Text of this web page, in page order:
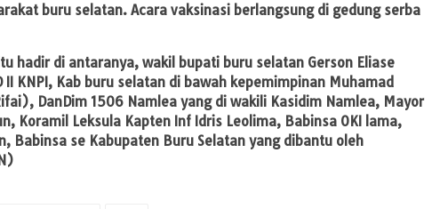
buru selatan. Acara vaksinasi berlangsung di gedung serba
hadir di antaranya, wakil bupati buru selatan Gerson Eliase
II KNPI, Kab buru selatan di bawah kepemimpinan Muhamad
DanDim 1506 Namlea yang di wakili Kasidim Namlea, Mayor
Koramil Leksula Kapten Inf Idris Leolima, Babinsa OKI lama,
Babinsa se Kabupaten Buru Selatan yang dibantu oleh